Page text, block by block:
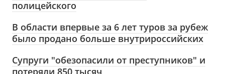
полицейского
В области впервые за 6 лет туров за рубеж
было продано больше внутрироссийских
Супруги "обезопасили от преступников" и
потеряли 850 тысяч